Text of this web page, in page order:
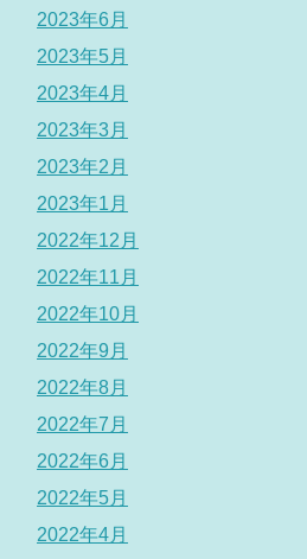
2023年6月
2023年5月
2023年4月
2023年3月
2023年2月
2023年1月
2022年12月
2022年11月
2022年10月
2022年9月
2022年8月
2022年7月
2022年6月
2022年5月
2022年4月